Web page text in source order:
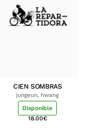
CIEN SOMBRAS
jungeun, hwang
Disponible
18.00€